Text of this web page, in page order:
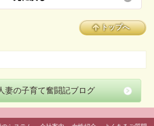
トップへ
妻の子育て奮闘記ブログ